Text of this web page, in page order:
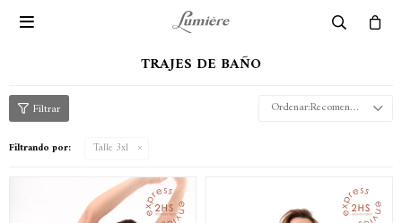

TRAJES DE BAÑO
Recomendados
Filtrando por: Talle 3xl